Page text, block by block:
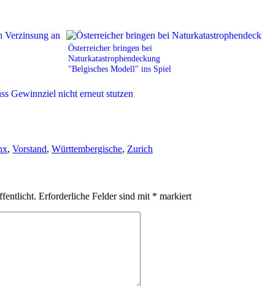
Österreicher bringen bei
Naturkatastrophendeckung
"Belgisches Modell" ins Spiel
, Vorstand, Württembergische, Zurich
Erforderliche Felder sind mit * markiert